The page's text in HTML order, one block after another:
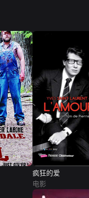
疯狂的爱
电影